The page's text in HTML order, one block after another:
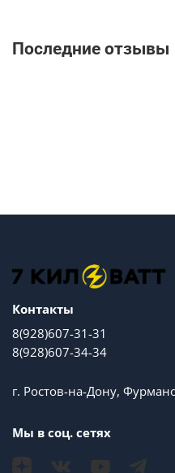
Последние отзывы
Контакты
8(928)607-31-31
8(928)607-34-34
г. Ростов-на-Дону,
Мы в соц. сетях